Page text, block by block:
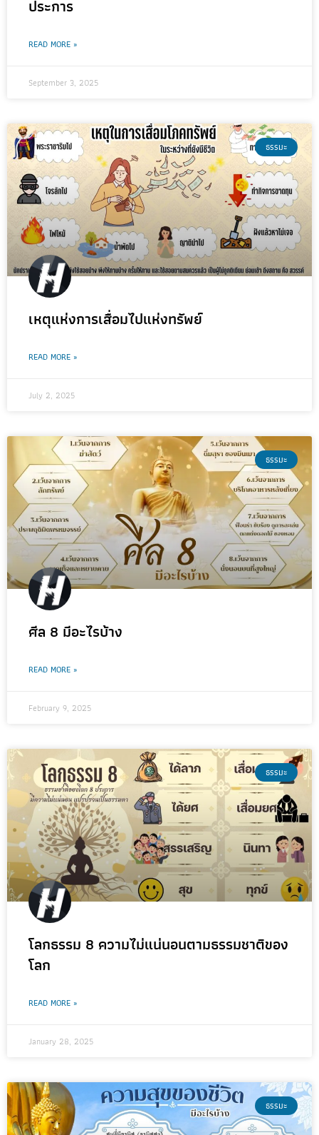
ประการ
READ MORE »
September 3, 2025
ธรรมะ
เหตุแห่งการเสื่อมไปแห่งทรัพย์
READ MORE »
July 2, 2025
ธรรมะ
ศีล 8 มีอะไรบ้าง
READ MORE »
February 9, 2025
ธรรมะ
โลกธรรม 8 ความไม่แน่นอนตามธรรมชาติของ
โลก
READ MORE »
January 28, 2025
ธรรมะ